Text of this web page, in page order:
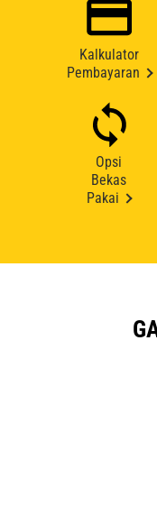
Kalkulator
Pembayaran
Opsi
Bekas
Pakai